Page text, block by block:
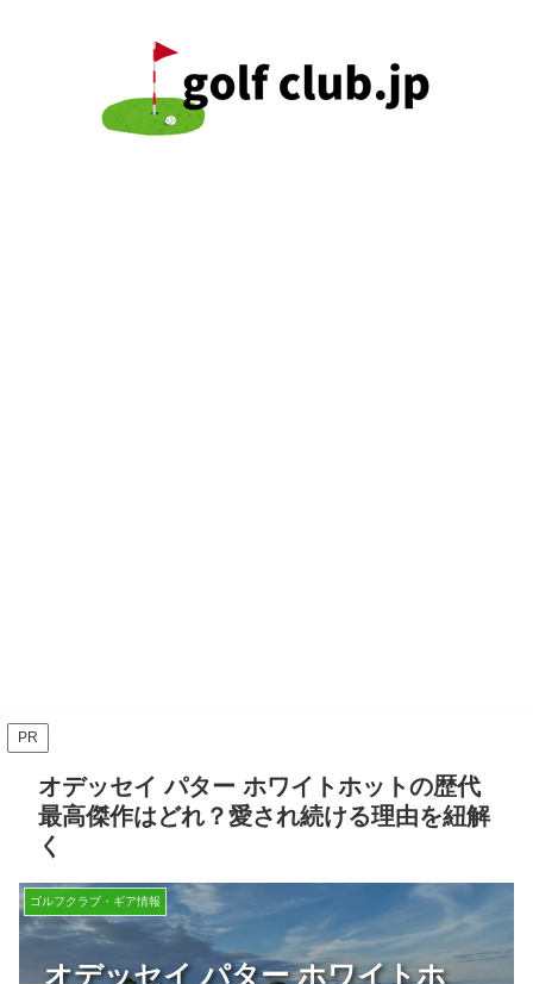
PR
オデッセイ パター ホワイトホットの歴代
最高傑作はどれ？愛され続ける理由を紐解
く
オデッセイ パター ホワイトホ
ゴルフクラブ・ギア情報